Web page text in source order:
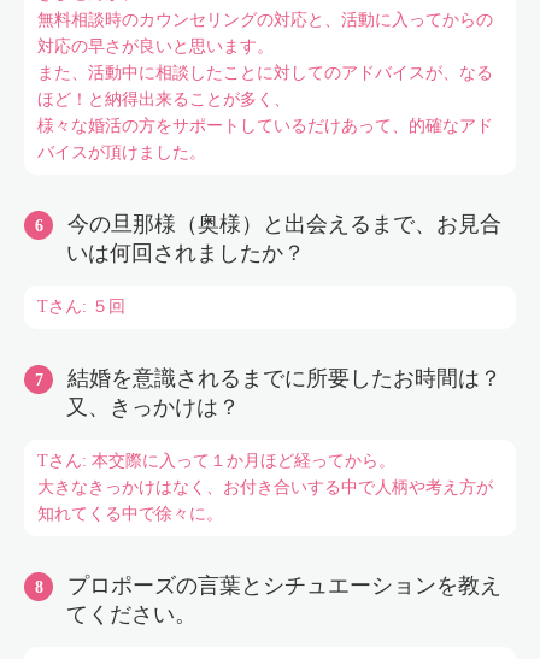
無料相談時のカウンセリングの対応と、活動に入ってからの
対応の早さが良いと思います。
また、活動中に相談したことに対してのアドバイスが、なる
ほど！と納得出来ることが多く、
様々な婚活の方をサポートしているだけあって、的確なアド
バイスが頂けました。
今の旦那様（奥様）と出会えるまで、お見合
いは何回されましたか？
Tさん: ５回
結婚を意識されるまでに所要したお時間は？
又、きっかけは？
Tさん: 本交際に入って１か月ほど経ってから。
大きなきっかけはなく、お付き合いする中で人柄や考え方が
知れてくる中で徐々に。
プロポーズの言葉とシチュエーションを教え
てください。